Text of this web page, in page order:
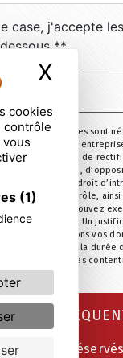
cookies
contrôle
vous
(1)
X
case, j'accepte
**
communiquées sont
sont destinées à
de droits d’accès, de
de limitation,
moment et du droit
autorité de contrôle,
mortem. Vous pouvez
électronique. Un
Nous conservons vos
puis pendant la durée
et de gestion des
droits